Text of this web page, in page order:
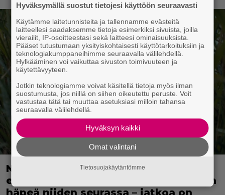
Nyt suoratoistona: 3 tähden scifileffa
ei ylitä edeltäjiään mutta ei myöskään
häpeä niiden seurassa – jatkoa on
Hyväksymällä suostut tietojesi käyttöön seuraavasti
Käytämme laitetunnisteita ja tallennamme evästeitä
laitteellesi saadaksemme tietoja esimerkiksi sivuista, joilla
vierailit, IP-osoitteestasi sekä laitteesi ominaisuuksista.
Pääset tutustumaan yksityiskohtaisesti käyttötarkoituksiin ja
teknologiakumppaneihimme seuraavalla välilehdellä.
Hylkääminen voi vaikuttaa sivuston toimivuuteen ja
käytettävyyteen.
Jotkin teknologiamme voivat käsitellä tietoja myös ilman
suostumusta, jos niillä on siihen oikeutettu peruste. Voit
vastustaa tätä tai muuttaa asetuksiasi milloin tahansa
seuraavalla välilehdellä.
Hyväksyn kaikki
Omat valintani
Tietosuojakäytäntömme